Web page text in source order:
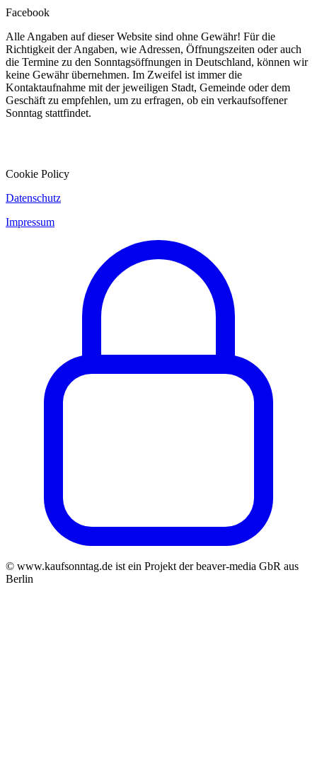
Facebook
Alle Angaben auf dieser Website sind ohne Gewähr! Für die
Richtigkeit der Angaben, wie Adressen, Öffnungszeiten oder auch
die Termine zu den Sonntagsöffnungen in Deutschland, können wir
keine Gewähr übernehmen. Im Zweifel ist immer die
Kontaktaufnahme mit der jeweiligen Stadt, Gemeinde oder dem
Geschäft zu empfehlen, um zu erfragen, ob ein verkaufsoffener
Sonntag stattfindet.
Cookie Policy
Datenschutz
Impressum
© www.kaufsonntag.de ist ein Projekt der beaver-media GbR aus
Berlin